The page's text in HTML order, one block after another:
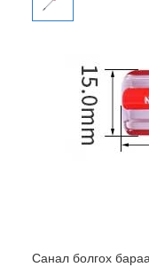
Санал болгох